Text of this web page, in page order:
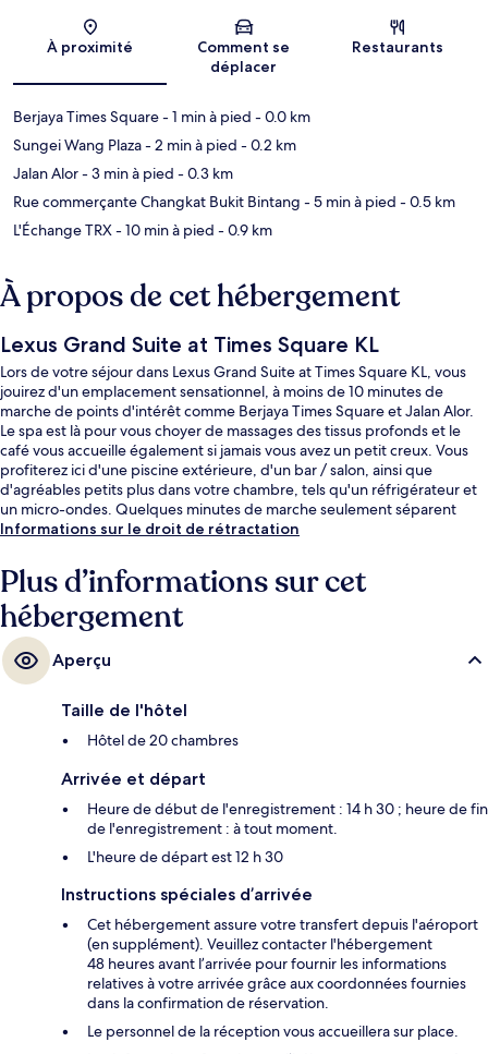
Carte
À proximité
Comment se
déplacer
Restaurants
Berjaya Times Square- 1 min à pied - 0.0 km
Sungei Wang Plaza- 2 min à pied - 0.2 km
Jalan Alor- 3 min à pied - 0.3 km
Rue commerçante Changkat Bukit Bintang - 5 min à pied - 0.5 km
L'Échange TRX- 10 min à pied - 0.9 km
À propos de cet hébergement
Lexus Grand Suite at Times Square KL
Lors de votre séjour dans Lexus Grand Suite at Times Square KL, vous
jouirez d'un emplacement sensationnel, à moins de 10 minutes de
marche de points d'intérêt comme Berjaya Times Square et Jalan Alor.
Le spa est là pour vous choyer de massages des tissus profonds et le
café vous accueille également si jamais vous avez un petit creux. Vous
profiterez ici d'une piscine extérieure, d'un bar / salon, ainsi que
d'agréables petits plus dans votre chambre, tels qu'un réfrigérateur et
un micro-ondes. Quelques minutes de marche seulement séparent
l'hébergement des transports publics : Arrêt Imbi est accessible en
Informations sur le droit de rétractation
Plus d’informations sur cet
hébergement
Aperçu
Taille de l'hôtel
Hôtel de 20 chambres
Arrivée et départ
Heure de début de l'enregistrement : 14 h 30 ; heure de fin
de l'enregistrement : à tout moment.
L'heure de départ est 12 h 30
Instructions spéciales d’arrivée
Cet hébergement assure votre transfert depuis l'aéroport
(en supplément). Veuillez contacter l'hébergement
48 heures avant l’arrivée pour fournir les informations
relatives à votre arrivée grâce aux coordonnées fournies
dans la confirmation de réservation.
Le personnel de la réception vous accueillera sur place.